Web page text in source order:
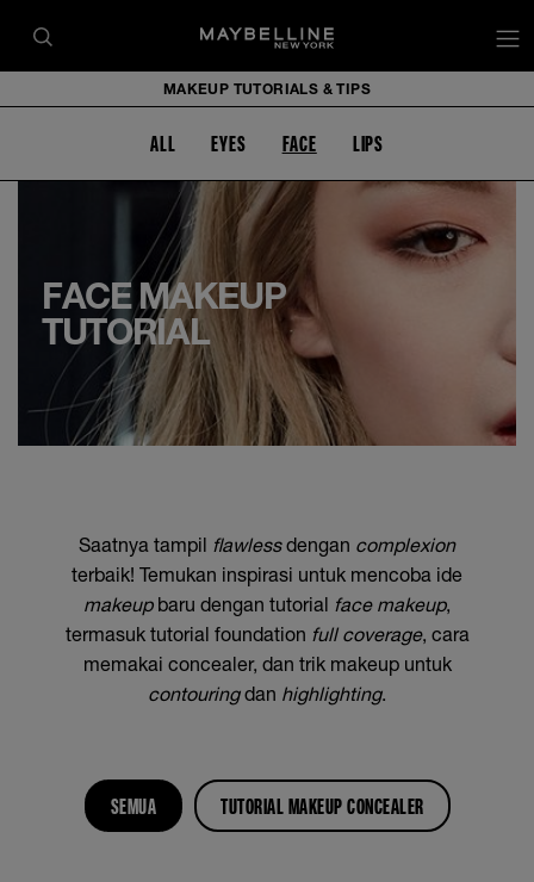
MAKEUP TUTORIALS & TIPS
ALL EYES FACE LIPS
FACE MAKEUP
TUTORIAL
Saatnya tampil flawlessdengan complexion
terbaik! Temukan inspirasi untuk mencoba ide
makeupbaru dengan tutorial face makeup,
termasuk tutorial foundation full coverage, cara
memakai concealer, dan trik makeup untuk
contouringdan highlighting.
SEMUA TUTORIAL MAKEUP CONCEALER